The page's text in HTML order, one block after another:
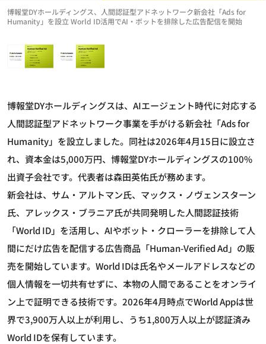
博報堂DYホールディングス、人間認証型アドネットワーク新会社「Ads for
Humanity」を設立 World ID活用でAI・ボットを排除した広告配信を開始
博報堂DYホールディングスは、AIエージェント時代に対応する
人間認証型アドネットワーク事業を手がける新会社「Ads for
Humanity」を設立しました。同社は2026年4月15日に設立さ
れ、資本金は5,000万円、博報堂DYホールディングスの100%
出資子会社です。代表者は森田英佑氏が務めます。
新会社は、サム・アルトマン氏、マックス・ノヴェンスターン
氏、アレックス・ブラニア氏が共同発明した人間認証技術
「World ID」を活用し、AIやボット・クローラーを排除して人
間にだけ広告を配信する広告商品「Human-Verified Ad」の販
売を開始しています。World IDは氏名やメールアドレスなどの
個人情報を一切共有せずに、本物の人間であることをオンライ
ン上で証明できる技術です。2026年4月時点でWorld Appは世
界で3,900万人以上が利用し、うち1,800万人以上が認証済み
World IDを保有しています。